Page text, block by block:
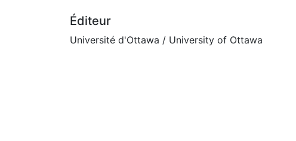
Éditeur
Université d'Ottawa / University of Ottawa